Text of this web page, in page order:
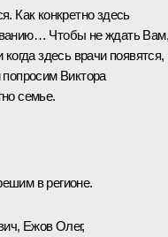
Как конкретно здесь
Чтобы не ждать Вам,
здесь врачи появятся,
Виктора
семье.
в регионе.
Ежов Олег,